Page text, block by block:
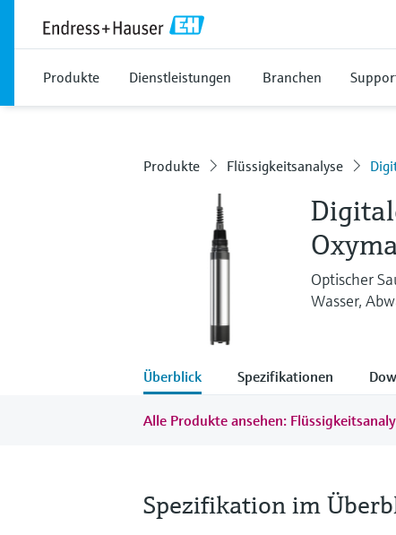
Produkte Dienstleistungen Branchen
Produkte Flüssigkeitsanalyse
Optischer
Wasser,
Überblick Spezifikationen
Alle Produkte ansehen:
Spezifikation im